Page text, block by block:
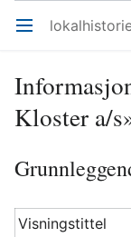
Åpne hovedmenyen
Kloster a/
Visningstittel